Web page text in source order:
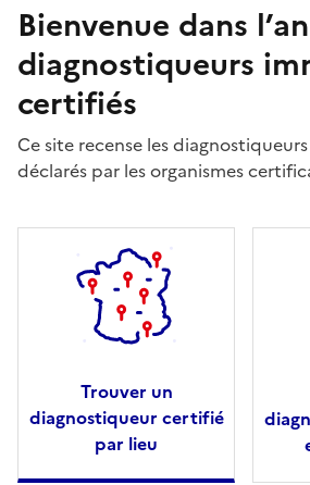
Bienvenue dans
diagnostiqueurs
certifiés
Ce site recense les
déclarés par les organismes
Trouver un
diagnostiqueur certifié
par lieu